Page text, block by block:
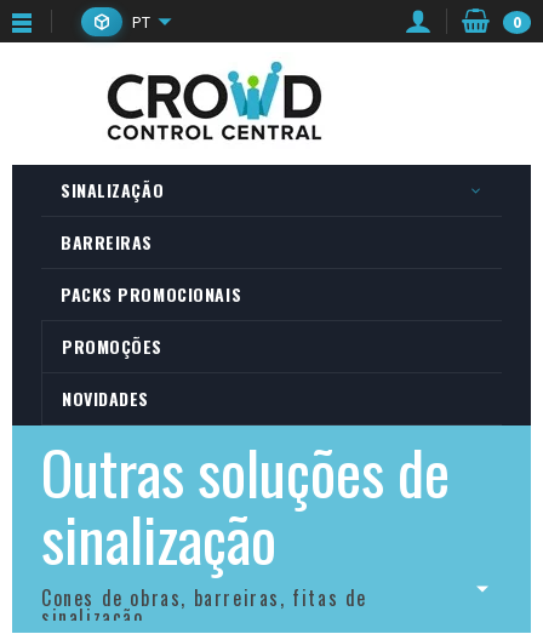
PT 0
SINALIZAÇÃO
BARREIRAS
PACKS PROMOCIONAIS
PROMOÇÕES
NOVIDADES
Outras soluções de
sinalização
Cones de obras, barreiras, fitas de
sinalização,...